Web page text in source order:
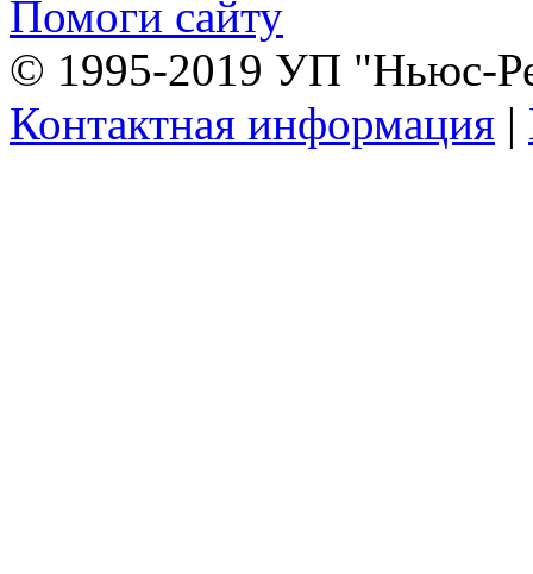
Помоги сайту
© 1995-2019 УП "Ньюс-
Контактная информация |